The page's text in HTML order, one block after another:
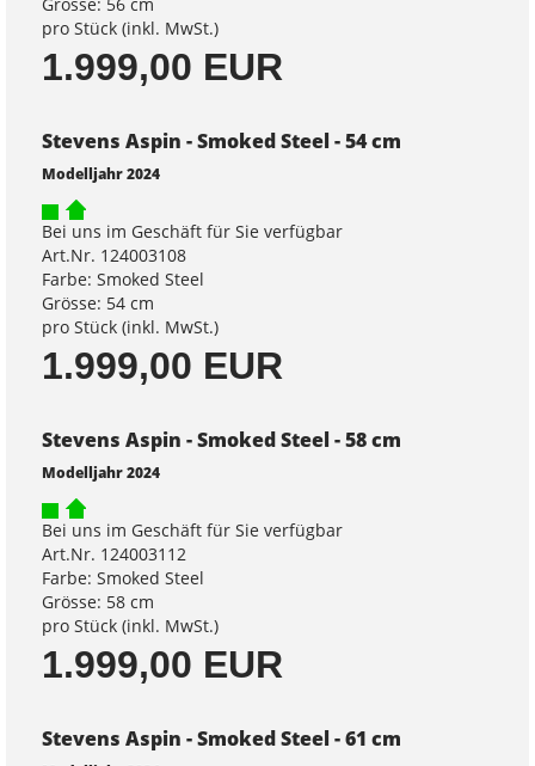
pro Stück (inkl. MwSt.)
1.999,00 EUR
Stevens Aspin - Smoked Steel - 54 cm
Modelljahr 2024
Bei uns im Geschäft für Sie verfügbar
Art.Nr. 124003108
Farbe: Smoked Steel
Grösse: 54 cm
pro Stück (inkl. MwSt.)
1.999,00 EUR
Stevens Aspin - Smoked Steel - 58 cm
Modelljahr 2024
Bei uns im Geschäft für Sie verfügbar
Art.Nr. 124003112
Farbe: Smoked Steel
Grösse: 58 cm
pro Stück (inkl. MwSt.)
1.999,00 EUR
Stevens Aspin - Smoked Steel - 61 cm